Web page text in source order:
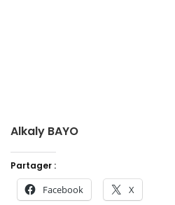
Alkaly BAYO
Partager :
Facebook X